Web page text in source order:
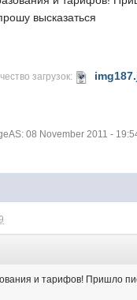
высказаться
загрузок:
08 November 2011 -
и тарифов! Пришло